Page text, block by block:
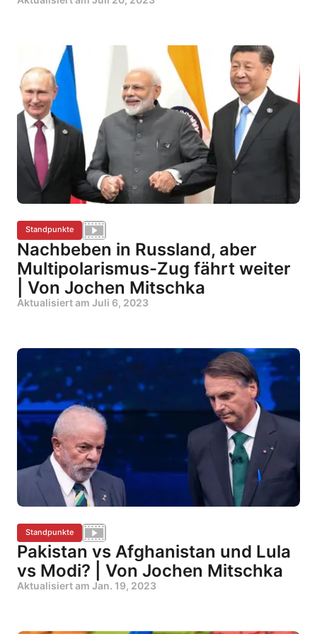
Standpunkte
Nachbeben in Russland, aber
Multipolarismus-Zug fährt weiter
| Von Jochen Mitschka
Aktualisiert am Juli 6, 2023
Standpunkte
Pakistan vs Afghanistan und Lula
vs Modi? | Von Jochen Mitschka
Aktualisiert am Jan. 19, 2023